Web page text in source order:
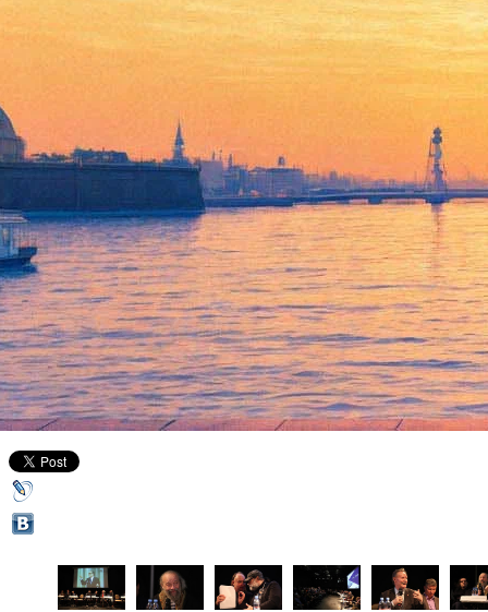
Квантовая физика:
проблемы твердости
небесного свода
19 декабря 2015,13:02 Версия для печати